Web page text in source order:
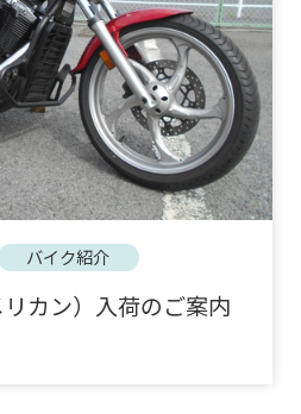
バイク紹介
カン）入荷のご案内